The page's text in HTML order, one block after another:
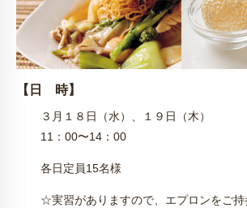
【日 時】
３月１８日（水）、１９日（木）
11：00〜14：00
各日定員15名様
☆実習がありますので、エプロンをご